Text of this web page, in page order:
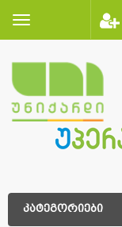
კატეგორიები